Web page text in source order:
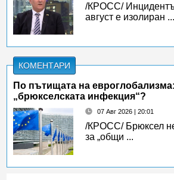
/КРОСС/
август е изолиран ...
КОМЕНТАРИ
По пътищата на
„брюкселската инфекция“?
07 Авг 2026 | 20:01
/КРОСС/ Брюксел
за „общи ...